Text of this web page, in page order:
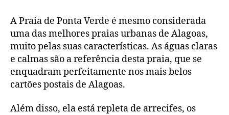
A Praia de Ponta Verde é mesmo considerada
uma das melhores praias urbanas de Alagoas,
muito pelas suas características. As águas claras
e calmas são a referência desta praia, que se
enquadram perfeitamente nos mais belos
cartões postais de Alagoas.
Além disso, ela está repleta de arrecifes, os